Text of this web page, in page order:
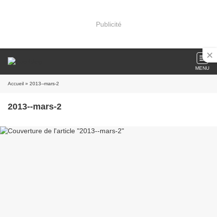
Publicité
MENU
Accueil » 2013--mars-2
2013--mars-2